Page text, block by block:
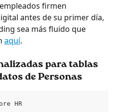
firmen
antes de su primer día,
sea más fluido que
aquí.
para tablas
de Personas
HR